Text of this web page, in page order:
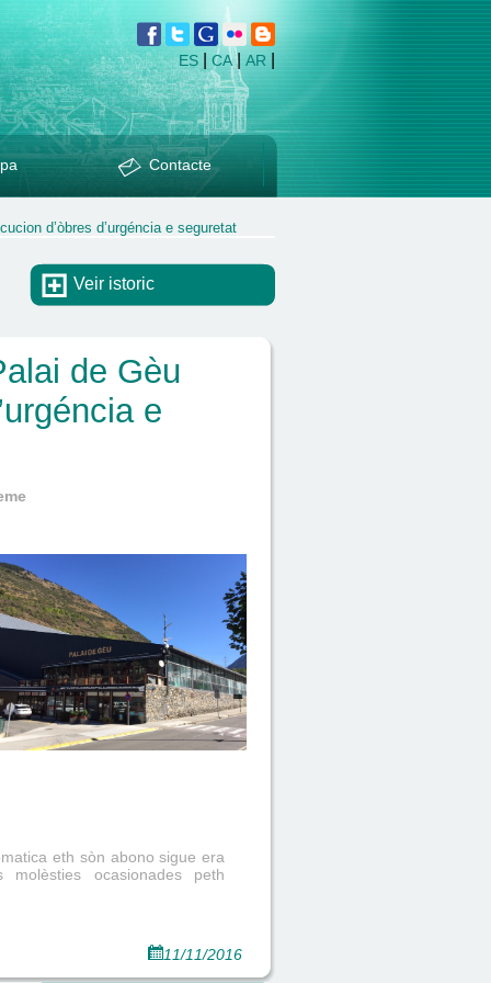
ES CA | AR
Contacte
d’òbres d’urgéncia e seguretat
Veir istoric
de Gèu
e
eth sòn abono sigue era
ocasionades peth
11/11/2016